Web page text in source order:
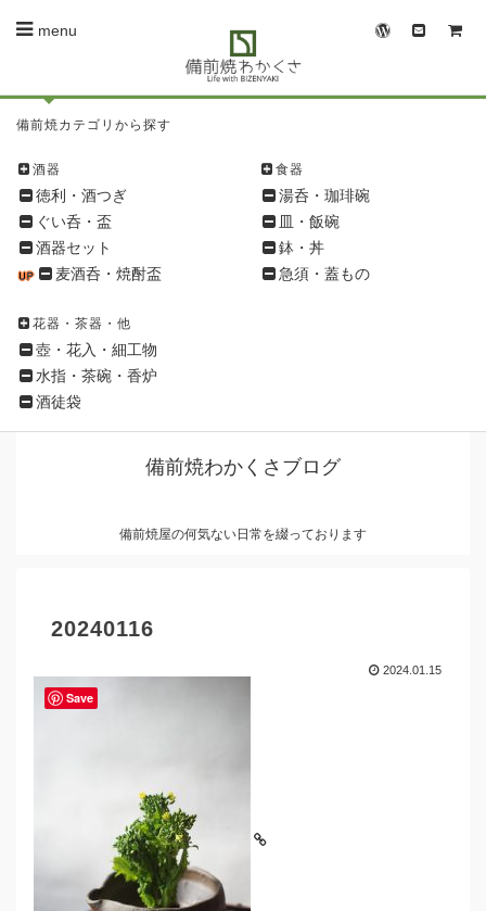
menu
備
焼
シ
ョ
ッ
ン
メ
ニ
ュ
ー
備前焼カテゴリから探す
酒器
徳利・酒つぎ
ぐい呑・盃
酒器セット
麦酒呑・焼酎盃
食器
湯呑・珈琲碗
皿・飯碗
鉢・丼
急須・蓋もの
花器・茶器・他
壺・花入・細工物
水指・茶碗・香炉
酒徒袋
備前焼わかくさブログ
備前焼屋の何気ない日常を綴っております
20240116
2024.01.15
Save